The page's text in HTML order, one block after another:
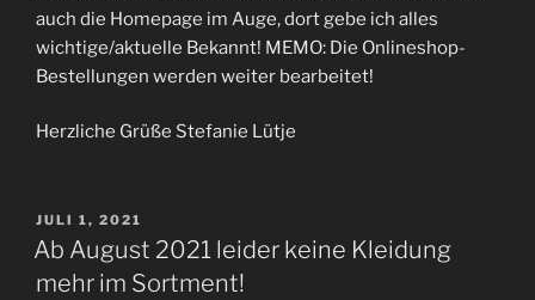
auch die Homepage im Auge, dort gebe ich alles
wichtige/aktuelle Bekannt! MEMO: Die Onlineshop-
Bestellungen werden weiter bearbeitet!
Herzliche Grüße Stefanie Lütje
VERÖFFENTLICHT
AM
JULI 1, 2021
Ab August 2021 leider keine Kleidung
mehr im Sortment!